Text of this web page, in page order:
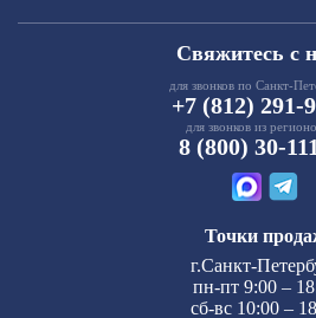
Свяжитесь с
для звонков по Санкт-
+7 (812) 291-
для звонков из
8 (800) 30-
Точки
г.Санкт-
пн-пт 9:00 –
сб-вс 10:00 –